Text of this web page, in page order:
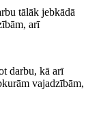
tālāk jebkādā
arī
darbu, kā arī
vajadzībām,